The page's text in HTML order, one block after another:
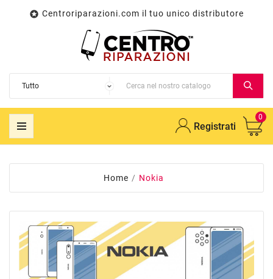
 Centroriparazioni.com il tuo unico distributore
Registrati
0
Home Nokia